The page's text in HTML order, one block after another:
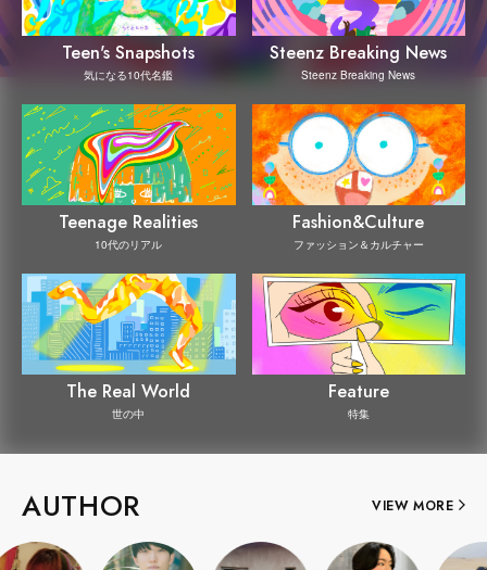
Teen's Snapshots
気になる10代名鑑
Steenz Breaking News
Steenz Breaking News
Teenage Realities
10代のリアル
Fashion&Culture
ファッション＆カルチャー
The Real World
世の中
Feature
特集
AUTHOR VIEW MORE